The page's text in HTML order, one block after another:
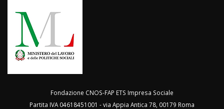
Fondazione CNOS-FAP ETS Impresa Sociale
Partita IVA 04618451001 - via Appia Antica 78, 00179 Roma